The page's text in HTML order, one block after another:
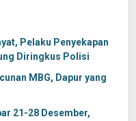
Pelaku Penyekapan
Diringkus Polisi
MBG, Dapur yang
21-28 Desember,